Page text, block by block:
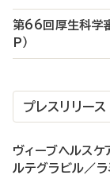
第66回厚生科学
P）
プレスリリース
ヴィーブヘルスケ
ルテグラビル／